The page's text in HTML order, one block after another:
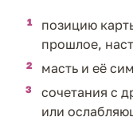
позицию
прошлое,
масть и её
сочетания с
или